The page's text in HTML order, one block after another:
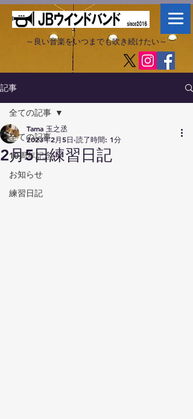
～良い音楽をいつまでも吹き続けたい～​
記事
全ての記事
10周年記念
お知らせ
練習日記
全ての記事
2月5日練習日記
Tama 玉之丞
2023年2月5日 読了時間: 1分